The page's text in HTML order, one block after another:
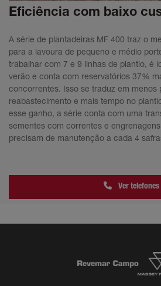
Eficiência com baixo
A série de plantadeiras MF 400 traz o
para a lavoura de pequeno e médio
trabalhar com 7 e 9 linhas de plantio, é
verão e conta com reservatórios 37%
concorrentes. Isso se traduz em menos
reabastecimento e mais tempo no
esse ganho, a série conta com uma
sementes com correntes e
precisam de manutenção a cada 4
Ver telefones